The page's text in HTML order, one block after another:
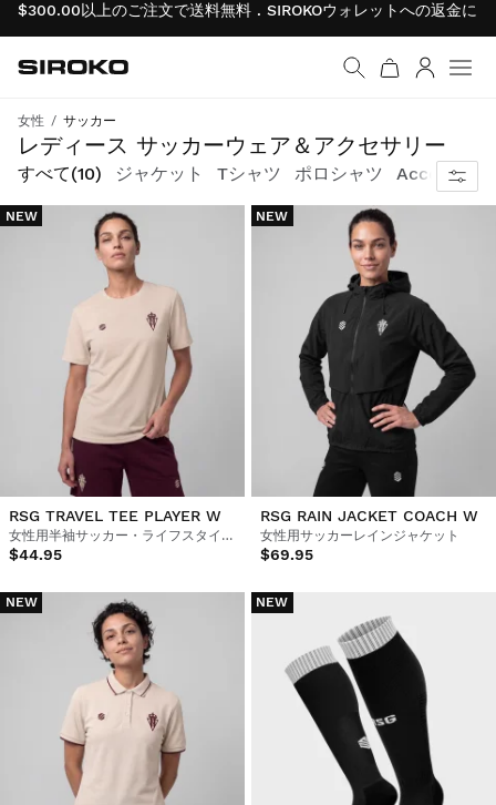
$300.00以上のご注文で送料無料 . SIROKOウォレットへの返金に
ホームページへ移動
Siroko.com
女性 サッカー
レディース サッカーウェア＆アクセサリー
サッカーへの情熱をかき立てるアイテムが勢ぞろい
すべて(10) ジャケット Tシャツ ポロシャツ
NEW
RSG TRAVEL TEE PLAYER W
女性用半袖サッカー・ライフスタイルジャージ
$44.95
NEW
RSG RAIN JACKET COACH W
女性用サッカーレインジャケット
$69.95
NEW NEW